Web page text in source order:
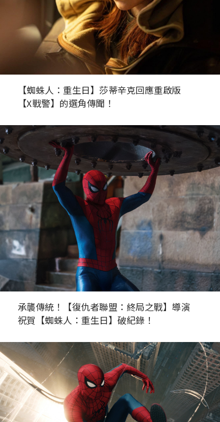
【蜘蛛人：重生日】莎蒂辛克回應重啟版
【X戰警】的選角傳聞！
承襲傳統！【復仇者聯盟：終局之戰】導演
祝賀【蜘蛛人：重生日】破紀錄！